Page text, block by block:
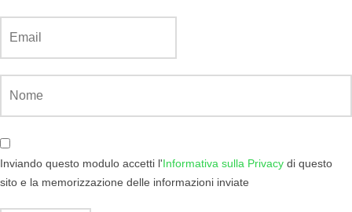
Inviando questo modulo accetti l'Informativa sulla Privacy di questo
sito e la memorizzazione delle informazioni inviate